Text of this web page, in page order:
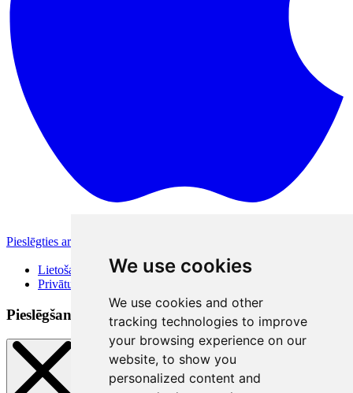
We use cookies
We use cookies and other
tracking technologies to improve
your browsing experience on our
website, to show you
personalized content and
Pieslēgties ar Apple
Lietošanas noteikumi
Privātuma politika
Pieslēgšanās veidi